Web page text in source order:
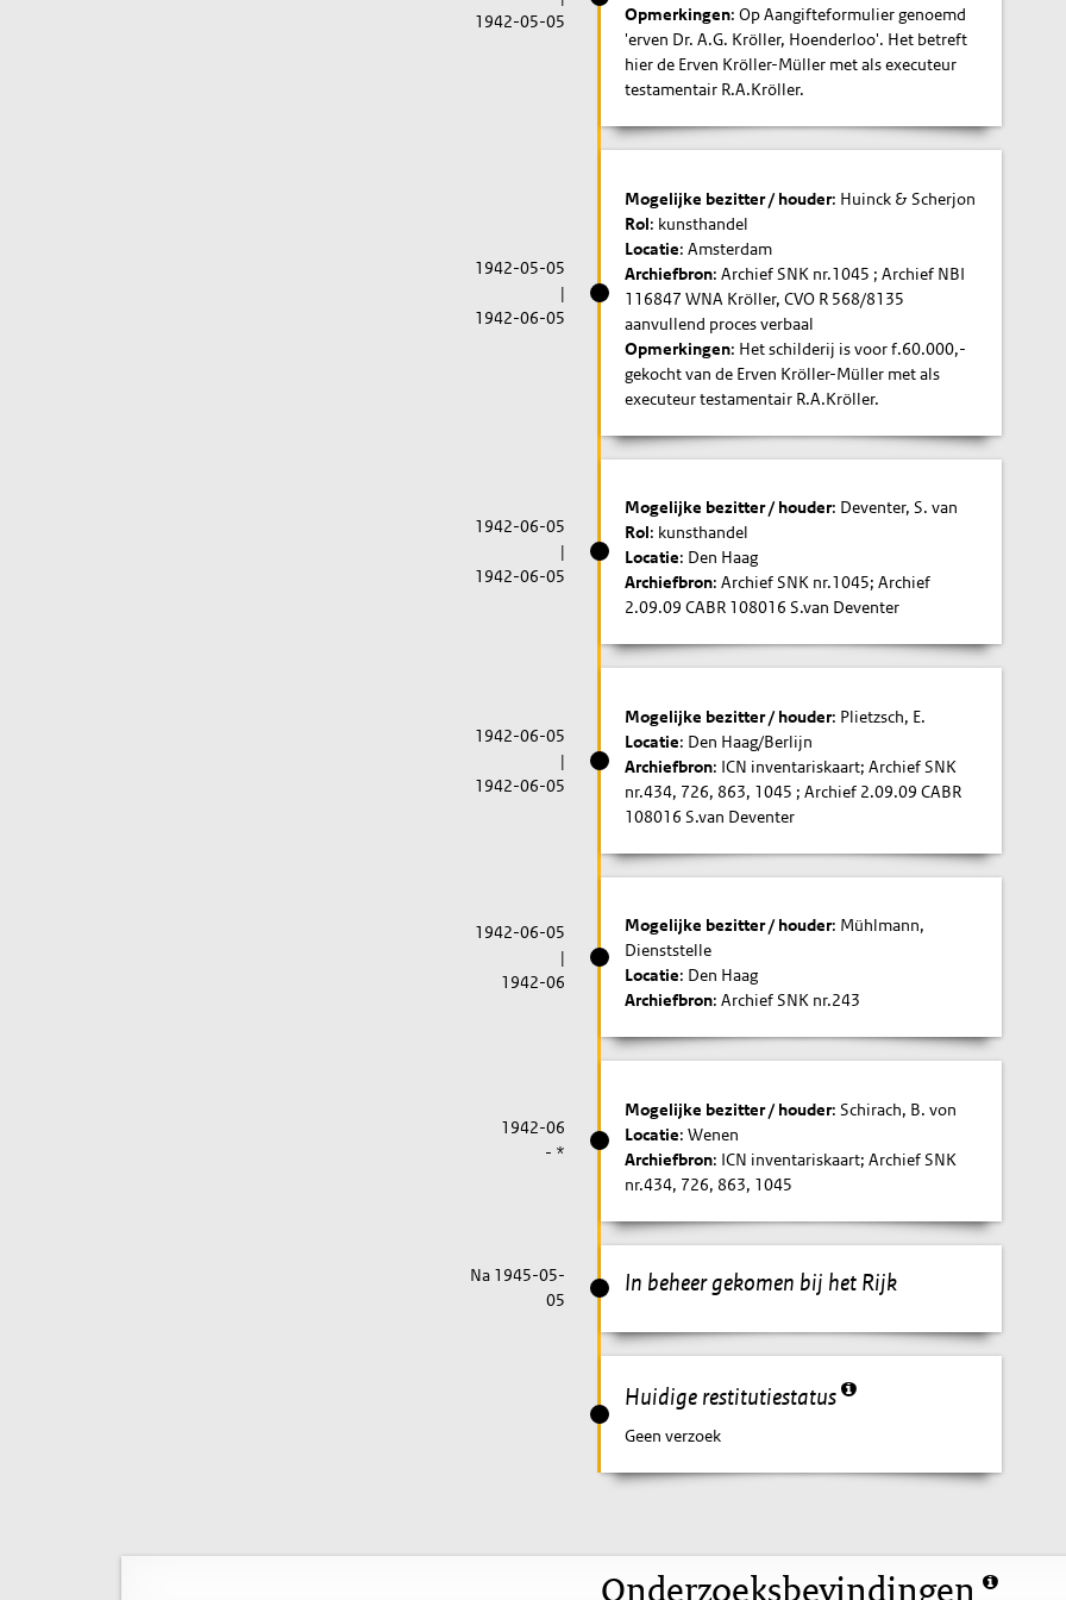
1942-05-05
Opmerkingen: Op Aangifteformulier genoemd
'erven Dr. A.G. Kröller, Hoenderloo'. Het betreft
hier de Erven Kröller-Müller met als executeur
testamentair R.A.Kröller.
1942-05-05
|
1942-06-05
Mogelijke bezitter / houder: Huinck & Scherjon
Rol: kunsthandel
Locatie: Amsterdam
Archiefbron: Archief SNK nr.1045 ; Archief NBI
116847 WNA Kröller, CVO R 568/8135
aanvullend proces verbaal
Opmerkingen: Het schilderij is voor f.60.000,-
gekocht van de Erven Kröller-Müller met als
executeur testamentair R.A.Kröller.
1942-06-05
|
1942-06-05
Mogelijke bezitter / houder: Deventer, S. van
Rol: kunsthandel
Locatie: Den Haag
Archiefbron: Archief SNK nr.1045; Archief
2.09.09 CABR 108016 S.van Deventer
1942-06-05
|
1942-06-05
Mogelijke bezitter / houder: Plietzsch, E.
Locatie: Den Haag/Berlijn
Archiefbron: ICN inventariskaart; Archief SNK
nr.434, 726, 863, 1045 ; Archief 2.09.09 CABR
108016 S.van Deventer
1942-06-05
|
1942-06
Mogelijke bezitter / houder: Mühlmann,
Dienststelle
Locatie: Den Haag
Archiefbron: Archief SNK nr.243
1942-06
- *
Mogelijke bezitter / houder: Schirach, B. von
Locatie: Wenen
Archiefbron: ICN inventariskaart; Archief SNK
nr.434, 726, 863, 1045
In beheer gekomen bij het Rijk
Na 1945-05-
05
Huidige restitutiestatus
Geen verzoek
Onderzoeksbevindingen